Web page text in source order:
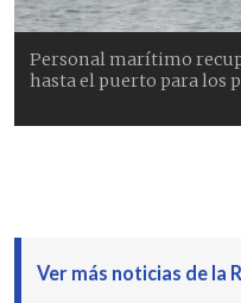
Personal marítimo
hasta el puerto para los
Ver más noticias de la